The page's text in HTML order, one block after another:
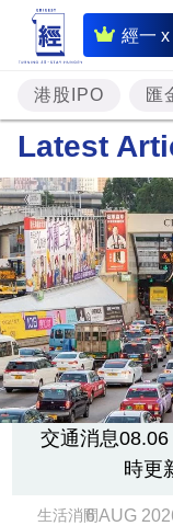
經一 x
即
時
財
經
題
投
資
樓
市
理
財
商
業
港股IPO 匯
Latest
交通消息
時更
生活消閒6 AUG